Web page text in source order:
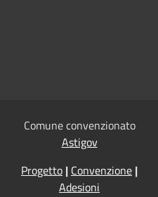
Comune convenzionato
Astigov
Progetto | Convenzione |
Adesioni